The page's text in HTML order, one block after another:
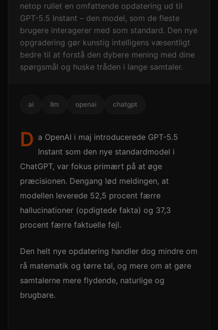
netop rullet en omfattende opdatering ud til
GPT-5.5 Instant – den model, som de fleste
brugere interagerer med som standard. Den nye
opgradering gør kunstig intelligens væsentligt
bedre til at forstå den dybere mening med dine
spørgsmål og huske tråden i lange samtaler.
ai llm openai chatgpt
D a OpenAI i maj introducerede GPT-5.5
Instant som den nye standardmodel i
ChatGPT, var fokus primært på at øge
præcisionen. Dengang lød meldingen, at
modellen leverede 52,5 procent færre
hallucinationer (opdigtede fakta) og 37,3
procent færre faktuelle fejl.
Den helt nye opdatering handler dog mindre om
rå matematik og tørre tal, og mere om at gøre
samtalerne mere flydende, naturlige og
brugbare.